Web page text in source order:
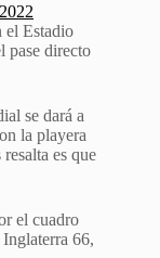
el Estadio
pase directo
se dará a
la playera
es que
el cuadro
66,